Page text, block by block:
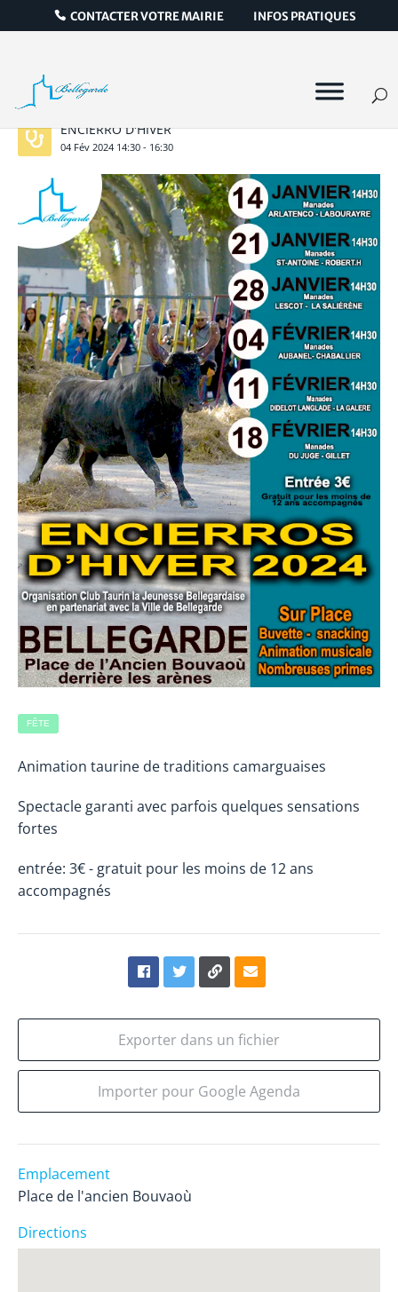
CONTACTER VOTRE MAIRIE INFOS PRATIQUES
ENCIERRO D'HIVER
04 Fév 2024 14:30 - 16:30
FÊTE
Animation taurine de traditions camarguaises
Spectacle garanti avec parfois quelques sensations
fortes
entrée: 3€ - gratuit pour les moins de 12 ans
accompagnés
Exporter dans un fichier
Importer pour Google Agenda
Emplacement
Place de l'ancien Bouvaoù
Directions